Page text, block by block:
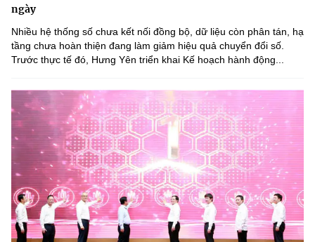
ngày
Nhiều hệ thống số chưa kết nối đồng bộ, dữ liệu còn phân tán, hạ
tầng chưa hoàn thiện đang làm giảm hiệu quả chuyển đổi số.
Trước thực tế đó, Hưng Yên triển khai Kế hoạch hành động...